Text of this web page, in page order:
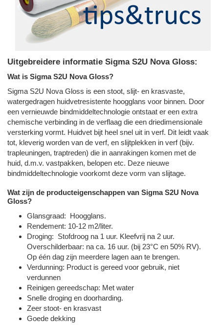
Uitgebreidere informatie Sigma S2U Nova Gloss:
Wat is Sigma S2U Nova Gloss?
Sigma S2U Nova Gloss is een stoot, slijt- en krasvaste,
watergedragen huidvetresistente hoogglans voor binnen. Door
een vernieuwde bindmiddeltechnologie ontstaat er een extra
chemische verbinding in de verflaag die een driedimensionale
versterking vormt. Huidvet bijt heel snel uit in verf. Dit leidt vaak
tot, kleverig worden van de verf, en slijtplekken in verf (bijv.
trapleuningen, traptreden) die in aanrakingen komen met de
huid, d.m.v. vastpakken, belopen etc. Deze nieuwe
bindmiddeltechnologie voorkomt deze vorm van slijtage.
Wat zijn de producteigenschappen van Sigma S2U Nova
Gloss?
Glansgraad: Hoogglans.
Rendement: 10-12 m2/liter.
Droging: Stofdroog na 1 uur. Kleefvrij na 2 uur.
Overschilderbaar: na ca. 16 uur. (bij 23°C en 50% RV).
Op één dag zijn meerdere lagen aan te brengen.
Verdunning: Product is gereed voor gebruik, niet
verdunnen
Reinigen gereedschap: Met water
Snelle droging en doorharding.
Zeer stoot- en krasvast
Goede dekking